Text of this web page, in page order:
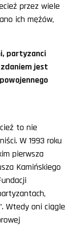
przez wiele
ich mężów,
partyzanci
jest
to nie
W 1993 roku
pierwsza
Kamińskiego
Wtedy oni ciągle